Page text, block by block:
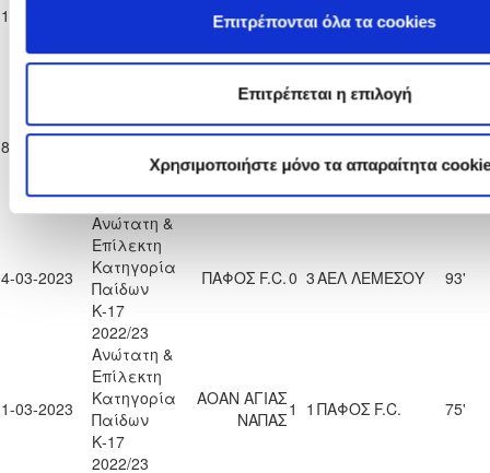
Επιτρέπονται όλα τα cookies
Επιτρέπεται η επιλογή
Χρησιμοποιήστε μόνο τα απαραίτητα
02-2023
Κ-17
2022/23
ΠΑΦΟΣ F.C.3 1ΛΕΜΕΣΟΥ
02-2023
Κατηγορία
2022/23
03-2023
Ανώτατη &
Επίλεκτη
Κατηγορία
Παίδων
Κ-17
2022/23
ΠΑΦΟΣ F.C.0 3ΑΕΛ ΛΕΜΕΣΟΥ 93'
03-2023
Ανώτατη &
Επίλεκτη
Κατηγορία
Παίδων
Κ-17
2022/23
ΑΟΑΝ ΑΓΙΑΣ
ΝΑΠΑΣ1 1 ΠΑΦΟΣ F.C. 75'